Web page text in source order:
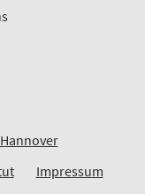
Impressum